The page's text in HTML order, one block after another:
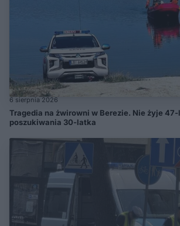
6 sierpnia 2026
Tragedia na żwirowni w Berezie. Nie żyje
poszukiwania 30-latka